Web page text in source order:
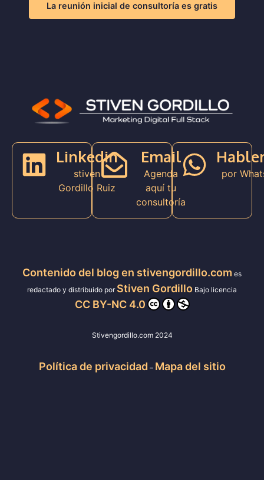
La reunión inicial de consultoría es gratis
Linkedin
stiven
Gordillo Ruiz
Email
Agenda
aquí tu
consultoría
por
Contenido del blog en stivengordillo.com es
redactado y distribuido por Stiven Gordillo Bajo licencia
CC BY-NC 4.0
Stivengordillo.com 2024
Política de privacidad – Mapa del sitio